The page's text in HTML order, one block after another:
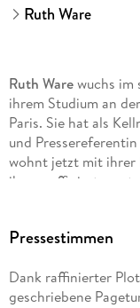
Ruth Ware
Ruth Warewuchs im
ihrem Studium an
Paris. Sie hat als
und
wohnt jetzt mit ihrer
ihren raffinierten,
Pressestimmen
Dank raffinierter
geschriebene